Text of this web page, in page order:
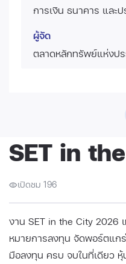
การเงิน ธนาคาร และ
ผู้จัด
ตลาดหลักทรัพย์แห่งปร
SET in
เปิดชม 196
งาน SET in the City 2026
หมายการลงทุน จัดพอร์ตแก
มือลงทุน ครบ จบในที่เดียว